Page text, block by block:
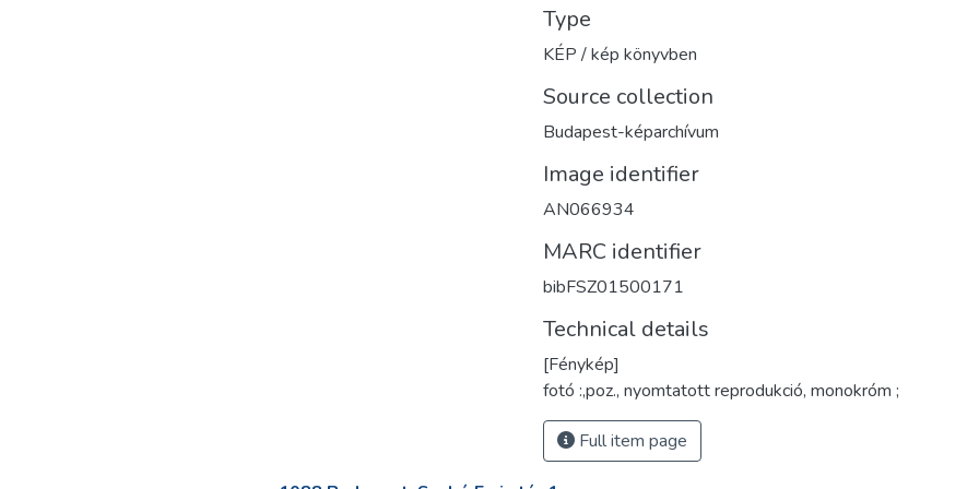
Type
KÉP / kép könyvben
Source collection
Budapest-képarchívum
Image identifier
AN066934
MARC identifier
bibFSZ01500171
Technical details
[Fénykép]
fotó :,poz., nyomtatott reprodukció, monokróm ;
Full item page